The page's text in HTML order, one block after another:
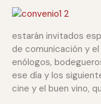
estarán invitados
de comunicación y
enólogos,
ese día y los
cine y el buen vino,